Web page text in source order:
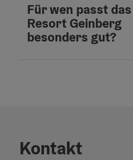
Für wen passt
Resort Geinberg
besonders gut?
Kontakt